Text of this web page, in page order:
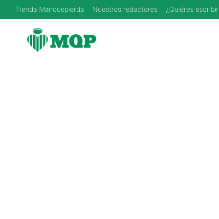
Saltar
al
contenido
Tienda Manquepierda Nuestros redactores ¿Quiéres